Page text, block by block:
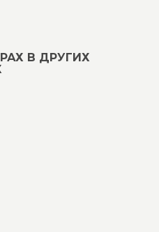
В ДРУГИХ